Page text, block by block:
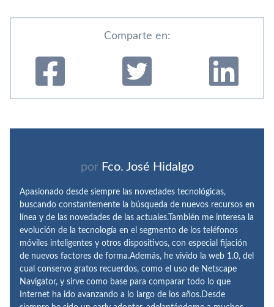
Comparte en:
por Fco. José Hidalgo
Apasionado desde siempre las novedades tecnológicas,
buscando constantemente la búsqueda de nuevos recursos en
línea y de las novedades de las actuales.También me interesa la
evolución de la tecnología en el segmento de los teléfonos
móviles inteligentes y otros dispositivos, con especial fijación
de nuevos factores de forma.Además, he vivido la web 1.0, del
cual conservo gratos recuerdos, como el uso de Netscape
Navigator, y sirve como base para comparar todo lo que
Internet ha ido avanzando a lo largo de los años.Desde